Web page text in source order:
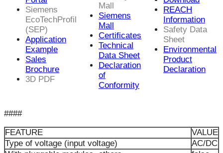
Siemens
EcoTechProfil
(SEP)
Application
Example
Sales
Brochure
3D PDF
Mall
Siemens
Mall
Certificates
Technical
Data Sheet
Declaration
of
Conformity
REACH
Information
Safety Data
Sheet
Environmental
Product
Declaration
####
FEATURE
VALUE
Type of voltage (input voltage)
AC/DC